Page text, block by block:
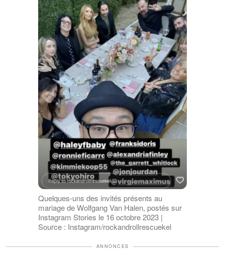
Quelques-uns des invités présents au
mariage de Wolfgang Van Halen, postés sur
Instagram Stories le 16 octobre 2023 |
Source : Instagram/rockandrollrescuekel
ANNONCES